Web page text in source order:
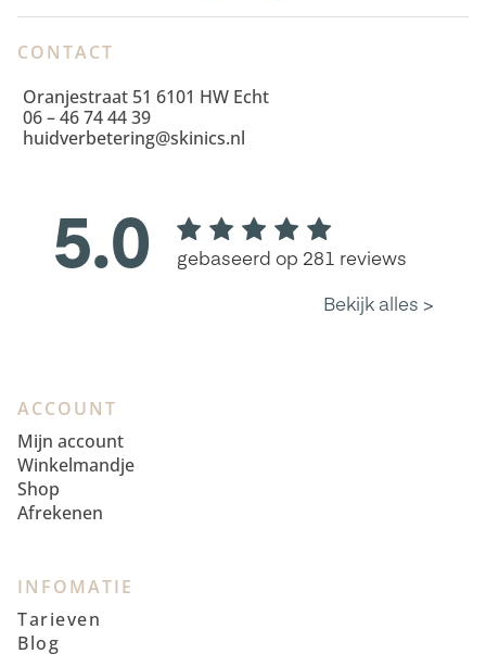
CONTACT
Oranjestraat 51 6101 HW Echt
06 – 46 74 44 39
huidverbetering@skinics.nl
ACCOUNT
Mijn account
Winkelmandje
Shop
Afrekenen
INFOMATIE
Tarieven
Blog